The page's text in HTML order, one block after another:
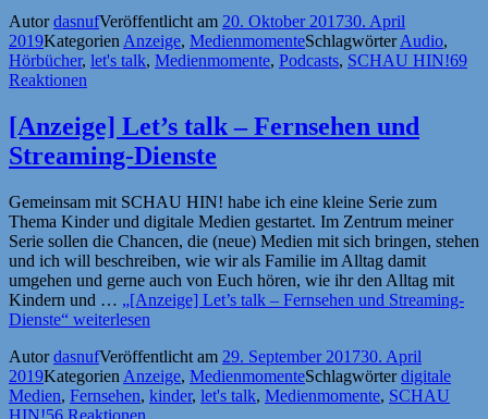
AutordasnufVeröffentlicht am 20. Oktober 201730. April
2019Kategorien Anzeige, MedienmomenteSchlagwörterAudio,
Hörbücher, let's talk, Medienmomente, Podcasts, SCHAU HIN!69
Reaktionen
[Anzeige] Let’s talk – Fernsehen und
Streaming-Dienste
Gemeinsam mit SCHAU HIN! habe ich eine kleine Serie zum
Thema Kinder und digitale Medien gestartet. Im Zentrum meiner
Serie sollen die Chancen, die (neue) Medien mit sich bringen, stehen
und ich will beschreiben, wie wir als Familie im Alltag damit
umgehen und gerne auch von Euch hören, wie ihr den Alltag mit
Kindern und … „[Anzeige] Let’s talk – Fernsehen und Streaming-
Dienste“ weiterlesen
AutordasnufVeröffentlicht am 29. September 201730. April
2019Kategorien Anzeige, MedienmomenteSchlagwörterdigitale
Medien, Fernsehen, kinder, let's talk, Medienmomente, SCHAU
HIN!56 Reaktionen